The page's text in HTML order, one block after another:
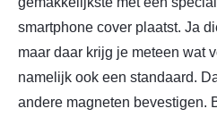
smartphone cover plaatst. Ja
maar daar krijg je meteen wat
namelijk ook een standaard.
andere magneten bevestigen.